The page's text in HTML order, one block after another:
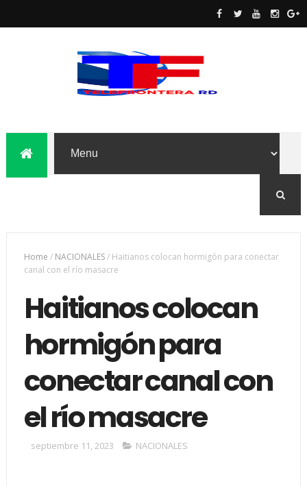
Home / NACIONALES/ Haitianos colocan hormigón para conectar
canal con el río masacre
Haitianos colocan
hormigón para
conectar canal con
el río masacre
septiembre 11, 2023 NACIONALES